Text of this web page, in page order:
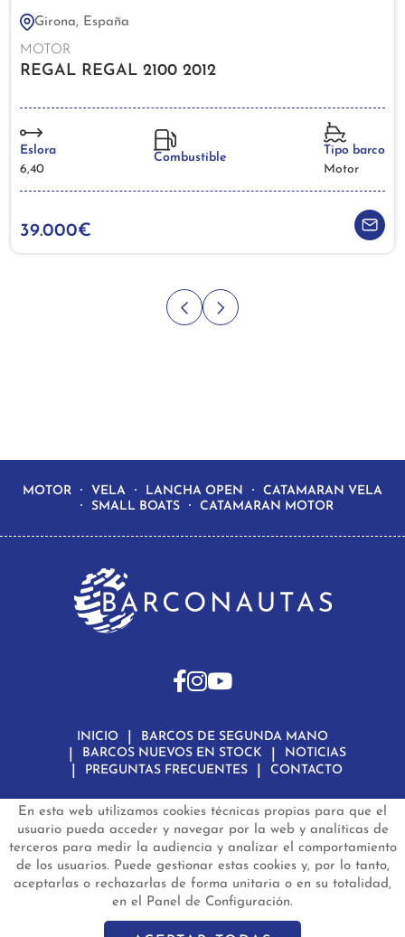
Girona, España
MOTOR
REGAL REGAL 2100 2012
Eslora
6,40
Combustible
Tipo barco
Motor
39.000€
En esta web utilizamos cookies técnicas propias para que el
usuario pueda acceder y navegar por la web y analíticas de
terceros para medir la audiencia y analizar el comportamiento
de los usuarios. Puede gestionar estas cookies y, por lo tanto,
aceptarlas o rechazarlas de forma unitaria o en su totalidad,
en el Panel de Configuración.
MOTOR VELA LANCHA OPEN
CATAMARAN VELA
SMALL BOATS
CATAMARAN MOTOR
INICIO
BARCOS DE SEGUNDA MANO
BARCOS NUEVOS EN STOCK
NOTICIAS
PREGUNTAS FRECUENTES
CONTACTO
Aviso Legal
Política de Privacidad de Datos
Política de Cookies
Configuración de Cookies
barconautas.com© 2024 - Diseño y programación por Edina.es